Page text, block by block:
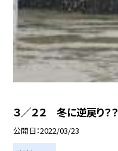
３／２２ 冬に逆戻り？？
公開日 2022/03/23